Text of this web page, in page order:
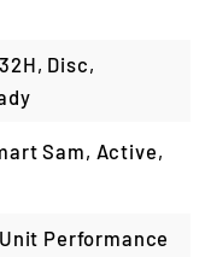
Disc,
Sam, Active,
Performance